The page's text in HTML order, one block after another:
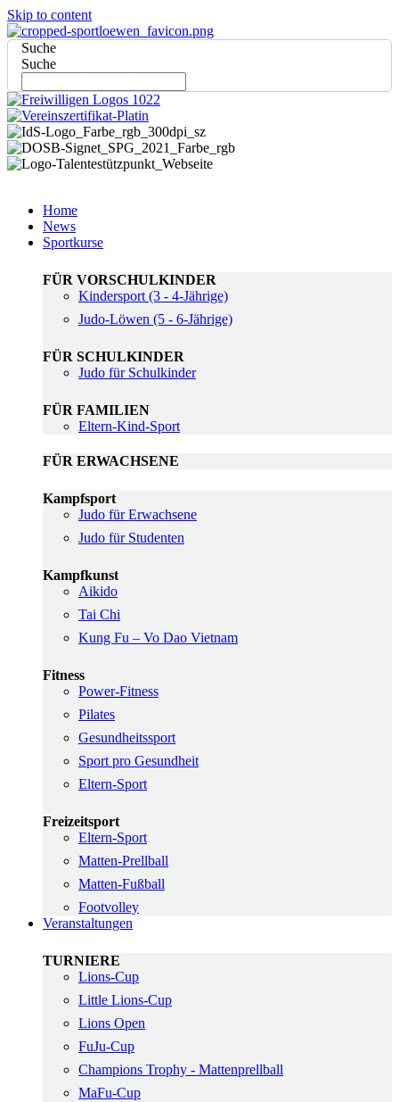
Skip to content
Suche
Suche
Home
News
Sportkurse
FÜR VORSCHULKINDER
Kindersport (3 - 4-Jährige)
Judo-Löwen (5 - 6-Jährige)
FÜR SCHULKINDER
Judo für Schulkinder
FÜR FAMILIEN
Eltern-Kind-Sport
FÜR ERWACHSENE
Kampfsport
Judo für Erwachsene
Judo für Studenten
Kampfkunst
Aikido
Tai Chi
Kung Fu – Vo Dao Vietnam
Fitness
Power-Fitness
Pilates
Gesundheitssport
Sport pro Gesundheit
Eltern-Sport
Freizeitsport
Eltern-Sport
Matten-Prellball
Matten-Fußball
Footvolley
Veranstaltungen
TURNIERE
Lions-Cup
Little Lions-Cup
Lions Open
FuJu-Cup
Champions Trophy - Mattenprellball
MaFu-Cup